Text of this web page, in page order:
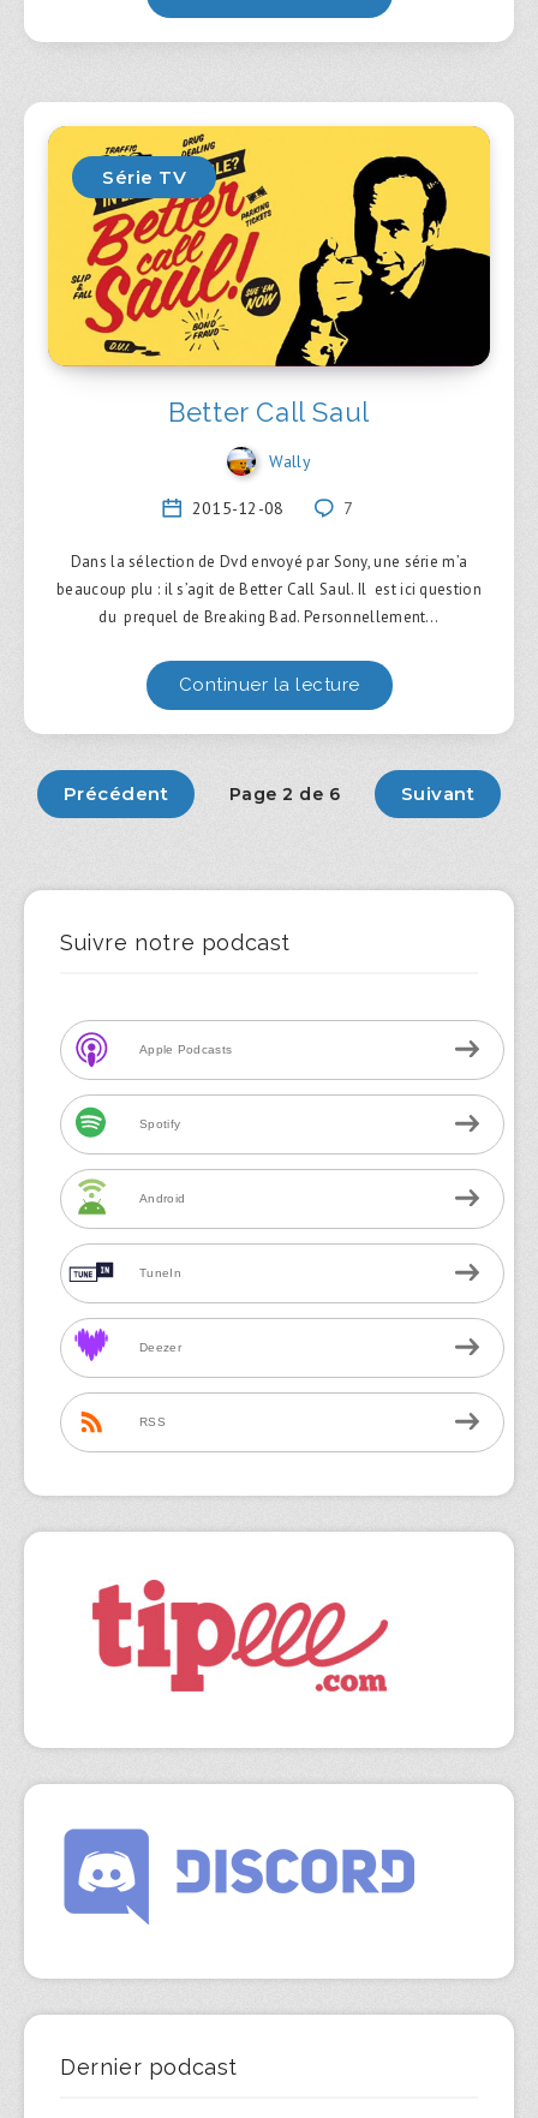
Série TV
Better Call Saul
Wally
2015-12-08 7
Dans la sélection de Dvd envoyé par Sony, une série m’a
beaucoup plu : il s’agit de Better Call Saul. Il est ici question
du prequel de Breaking Bad. Personnellement…
Continuer la lecture
Précédent Page 2 de 6 Suivant
Suivre notre podcast
Apple Podcasts
Spotify
Android
TuneIn
Deezer
RSS
Dernier podcast